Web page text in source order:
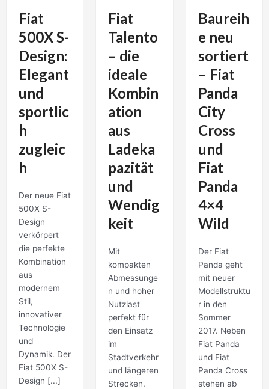
Fiat
500X S-
Design:
Elegant
und
sportlic
h
zugleic
h
Der neue Fiat
500X S-
Design
verkörpert
die perfekte
Kombination
aus
modernem
Stil,
innovativer
Technologie
und
Dynamik. Der
Fiat 500X S-
Design [...]
Fiat
Talento
– die
ideale
Kombin
ation
aus
Ladeka
pazität
und
Wendig
keit
Mit
kompakten
Abmessunge
n und hoher
Nutzlast
perfekt für
den Einsatz
im
Stadtverkehr
und längeren
Strecken.
Baureih
e neu
sortiert
– Fiat
Panda
City
Cross
und
Fiat
Panda
4×4
Wild
Der Fiat
Panda geht
mit neuer
Modellstruktu
r in den
Sommer
2017. Neben
Fiat Panda
und Fiat
Panda Cross
stehen ab